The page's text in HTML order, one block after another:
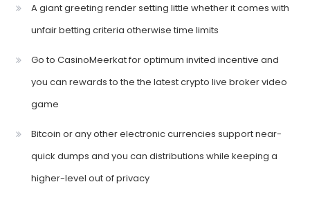
A giant greeting render setting little whether it comes with
unfair betting criteria otherwise time limits
Go to CasinoMeerkat for optimum invited incentive and
you can rewards to the the latest crypto live broker video
game
Bitcoin or any other electronic currencies support near-
quick dumps and you can distributions while keeping a
higher-level out of privacy